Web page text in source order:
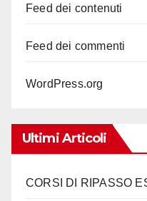
Feed dei contenuti
Feed dei commenti
WordPress.org
Ultimi Articoli
CORSI DI RIPASSO